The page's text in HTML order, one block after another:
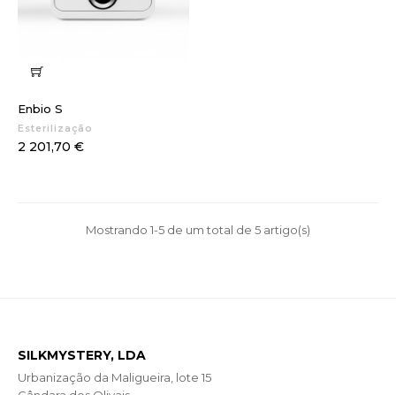
Enbio S
Esterilização
Preço
2 201,70 €
Mostrando 1-5 de um total de 5 artigo(s)
SILKMYSTERY, LDA
Urbanização da Maligueira, lote 15